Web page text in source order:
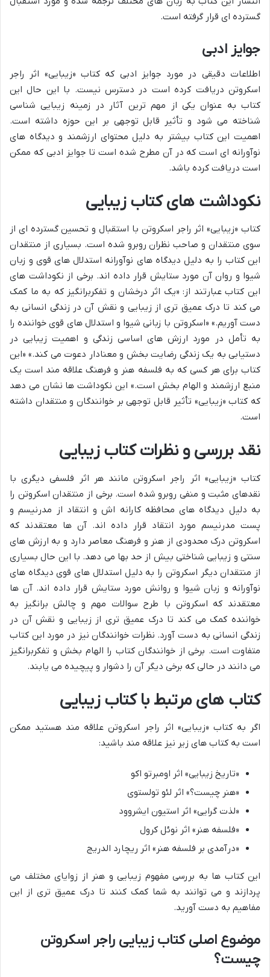
گسترده ای قرار گرفته است.
جوایز ادبی
اطلاعات دقیقی در مورد جوایز ادبی که کتاب «زیبایی» اثر راجر
اسکروتن دریافت کرده است در دسترس نیست. با این حال این
کتاب به عنوان یکی از مهم ترین آثار در زمینه زیبایی شناسی
شناخته می شود و تأثیر قابل توجهی بر این حوزه داشته است.
اهمیت این کتاب بیشتر به دلیل محتوای ارزشمند و دیدگاه های
نوآورانه ای است که در آن مطرح شده است تا جوایز ادبی که ممکن
است دریافت کرده باشد.
نکوداشت های کتاب زیبایی
کتاب «زیبایی» اثر راجر اسکروتن با استقبال و تحسین گسترده ای از
سوی منتقدان و صاحب نظران روبرو شده است. بسیاری از منتقدان
این کتاب را به دلیل دیدگاه های نوآورانه استدلال های قوی و زبان
شیوا و روان آن مورد ستایش قرار داده اند. برخی از نکوداشت های
این کتاب عبارتند از: «یک اثر درخشان و تفکربرانگیز که به ما کمک
می کند تا درک عمیق تری از زیبایی و نقش آن در زندگی انسانی به
دست آوریم.» «اسکروتن با زبانی شیوا و استدلال های قوی خواننده را
به تأمل در مورد ارزش های اساسی زندگی و اهمیت زیبایی در
دستیابی به یک زندگی رضایت بخش و معنادار دعوت می کند.» «این
کتاب برای هر کسی که به فلسفه هنر و فرهنگ علاقه مند است یک
منبع ارزشمند و الهام بخش است.» این نکوداشت ها نشان می دهد
که کتاب «زیبایی» تأثیر قابل توجهی بر خوانندگان و منتقدان داشته
است.
نقد بررسی و نظرات کتاب زیبایی
کتاب «زیبایی» اثر راجر اسکروتن مانند هر اثر فلسفی دیگری با
نقدهای مثبت و منفی روبرو شده است. برخی از منتقدان اسکروتن را
به دلیل دیدگاه های محافظه کارانه اش و انتقاد از مدرنیسم و
پست مدرنیسم مورد انتقاد قرار داده اند. آن ها معتقدند که
اسکروتن درک محدودی از هنر و فرهنگ معاصر دارد و به ارزش های
سنتی و زیبایی شناختی بیش از حد بها می دهد. با این حال بسیاری
از منتقدان دیگر اسکروتن را به دلیل استدلال های قوی دیدگاه های
نوآورانه و زبان شیوا و روانش مورد ستایش قرار داده اند. آن ها
معتقدند که اسکروتن با طرح سوالات مهم و چالش برانگیز به
خواننده کمک می کند تا درک عمیق تری از زیبایی و نقش آن در
زندگی انسانی به دست آورد. نظرات خوانندگان نیز در مورد این کتاب
متفاوت است. برخی از خوانندگان کتاب را الهام بخش و تفکربرانگیز
می دانند در حالی که برخی دیگر آن را دشوار و پیچیده می یابند.
کتاب های مرتبط با کتاب زیبایی
اگر به کتاب «زیبایی» اثر راجر اسکروتن علاقه مند هستید ممکن
است به کتاب های زیر نیز علاقه مند باشید:
«تاریخ زیبایی» اثر اومبرتو اکو
«هنر چیست؟» اثر لئو تولستوی
«لذت گرایی» اثر استیون ایشروود
«فلسفه هنر» اثر نوئل کرول
«درآمدی بر فلسفه هنر» اثر ریچارد الدریج
این کتاب ها به بررسی مفهوم زیبایی و هنر از زوایای مختلف می
پردازند و می توانند به شما کمک کنند تا درک عمیق تری از این
مفاهیم به دست آورید.
موضوع اصلی کتاب زیبایی راجر اسکروتن
چیست؟